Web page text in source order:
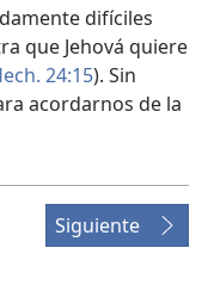
difíciles
que Jehová quiere
24:15). Sin
acordarnos de la
Siguiente